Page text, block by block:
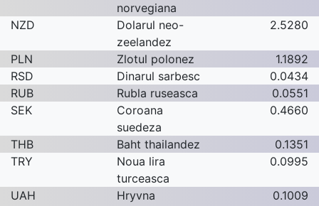
norvegiana
NZD
Dolarul neo-
zeelandez
2.5280
PLN Zlotul polonez
1.1892
RSD
Dinarul sarbesc
0.0434
RUB
Rubla ruseasca
0.0551
SEK
Coroana
suedeza
0.4660
THB Baht thailandez
0.1351
TRY
Noua lira
turceasca
0.0995
UAH
Hryvna
0.1009